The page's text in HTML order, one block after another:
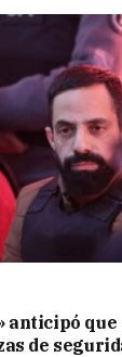
anticipó
de